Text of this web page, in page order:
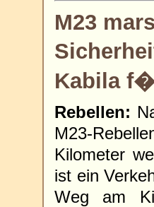
M23
Kabila
Rebellen:
M23-
Kilometer
ist ein
Weg am